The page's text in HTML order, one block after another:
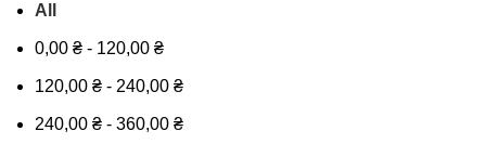
All
0,00 ₴ - 120,00 ₴
120,00 ₴ - 240,00 ₴
240,00 ₴ - 360,00 ₴